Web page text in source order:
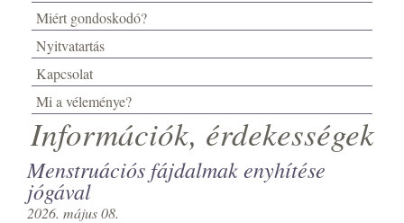
Miért gondoskodó?
Nyitvatartás
Kapcsolat
Mi a véleménye?
Információk, érdekességek
Menstruációs fájdalmak enyhítése
jógával
2026. május 08.